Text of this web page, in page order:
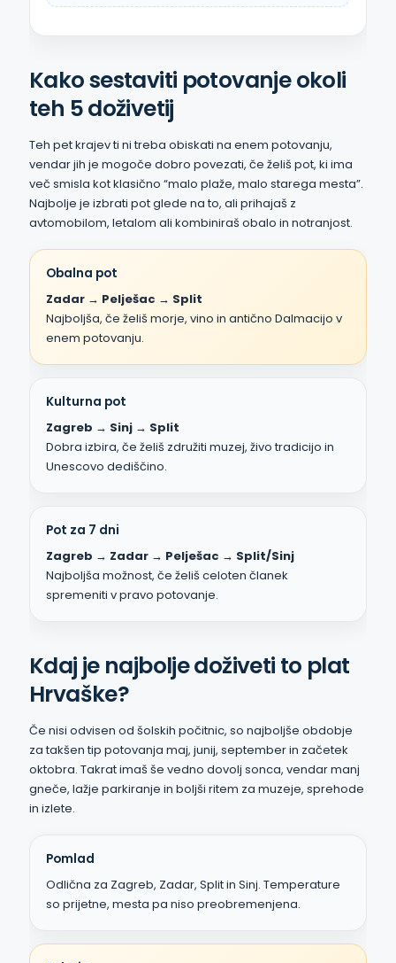
Kako sestaviti potovanje okoli
teh 5 doživetij
Teh pet krajev ti ni treba obiskati na enem potovanju,
vendar jih je mogoče dobro povezati, če želiš pot, ki ima
več smisla kot klasično “malo plaže, malo starega mesta”.
Najbolje je izbrati pot glede na to, ali prihajaš z
avtomobilom, letalom ali kombiniraš obalo in notranjost.
Obalna pot
Zadar → Pelješac → Split
Najboljša, če želiš morje, vino in antično Dalmacijo v
enem potovanju.
Kulturna pot
Zagreb → Sinj → Split
Dobra izbira, če želiš združiti muzej, živo tradicijo in
Unescovo dediščino.
Pot za 7 dni
Zagreb → Zadar → Pelješac → Split/Sinj
Najboljša možnost, če želiš celoten članek
spremeniti v pravo potovanje.
Kdaj je najbolje doživeti to plat
Hrvaške?
Če nisi odvisen od šolskih počitnic, so najboljše obdobje
za takšen tip potovanja maj, junij, september in začetek
oktobra. Takrat imaš še vedno dovolj sonca, vendar manj
gneče, lažje parkiranje in boljši ritem za muzeje, sprehode
in izlete.
Pomlad
Odlična za Zagreb, Zadar, Split in Sinj. Temperature
so prijetne, mesta pa niso preobremenjena.